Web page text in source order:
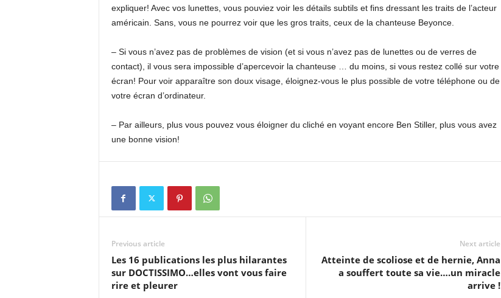
expliquer! Avec vos lunettes, vous pouviez voir les détails subtils et fins dressant les traits de l’acteur
américain. Sans, vous ne pourrez voir que les gros traits, ceux de la chanteuse Beyonce.
– Si vous n’avez pas de problèmes de vision (et si vous n’avez pas de lunettes ou de verres de
contact), il vous sera impossible d’apercevoir la chanteuse … du moins, si vous restez collé sur votre
écran! Pour voir apparaître son doux visage, éloignez-vous le plus possible de votre téléphone ou de
votre écran d’ordinateur.
– Par ailleurs, plus vous pouvez vous éloigner du cliché en voyant encore Ben Stiller, plus vous avez
une bonne vision!
Previous article
Les 16 publications les plus hilarantes
sur DOCTISSIMO…elles vont vous faire
rire et pleurer
Next article
Atteinte de scoliose et de hernie, Anna
a souffert toute sa vie….un miracle
arrive !